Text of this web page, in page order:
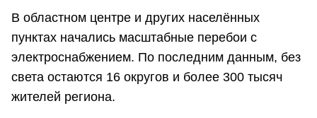
В областном центре и других населённых
пунктах начались масштабные перебои с
электроснабжением. По последним данным, без
света остаются 16 округов и более 300 тысяч
жителей региона.